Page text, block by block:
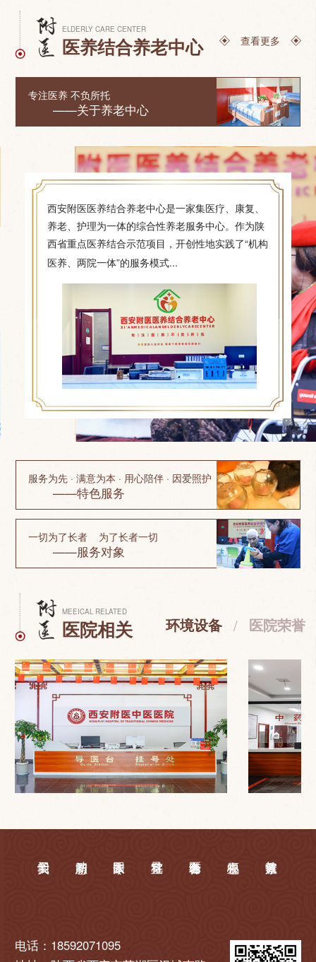
ELDERLY CARE CENTER
医养结合养老中心 查看更多
专注医养 不负所托
——关于养老中心
西安附医医养结合养老中心是一家集医疗、康复、
养老、护理为一体的综合性养老服务中心。作为陕
西省重点医养结合示范项目，开创性地实践了“机构
医养、两院一体”的服务模式...
服务为先 · 满意为本 · 用心陪伴 · 因爱照护
——特色服务
一切为了长者 为了长者一切
——服务对象
MEEICAL RELATED
医院相关 环境设备 / 医院荣誉
电话：18592071095